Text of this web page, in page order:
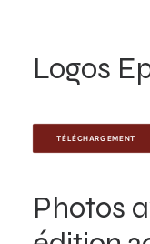
Logos
TÉLÉCHARGEMENT
Photos